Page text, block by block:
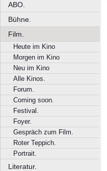
ABO.
Bühne.
Film.
Heute im Kino
Morgen im Kino
Neu im Kino
Alle Kinos.
Forum.
Coming soon.
Festival.
Foyer.
Gespräch zum Film.
Roter Teppich.
Portrait.
Literatur.